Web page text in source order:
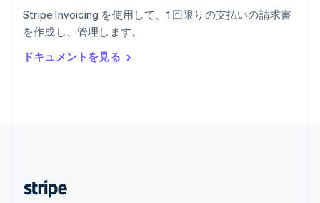
Stripe Invoicing を使用して、1 回限りの支払いの請求書
を作成し、管理します。
ドキュメントを見る
リヒテンシュタイン
Deutsch English
ルーマニア
English